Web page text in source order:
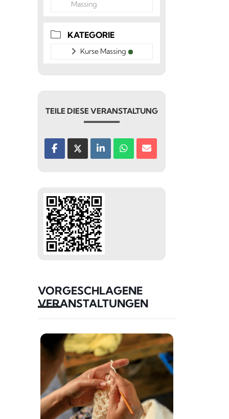
Massing
KATEGORIE
Kurse Massing
TEILE DIESE VERANSTALTUNG
VORGESCHLAGENE
VERANSTALTUNGEN